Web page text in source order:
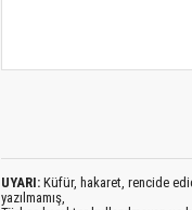
UYARI: Küfür, hakaret, rencide
yazılmamış,